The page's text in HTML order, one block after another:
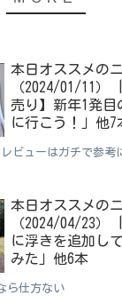
本日オススメの
（2024/01/11）
売り】新年1発目
に行こう！」他7
ビューはガチで参考
本日オススメの
（2024/04/23
に浮きを追加し
みた」他6本
ら仕方ない